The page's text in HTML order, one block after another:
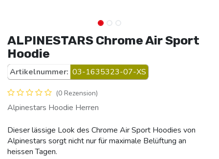
ALPINESTARS Chrome Air Sport
Hoodie
Artikelnummer: 03-1635323-07-XS
(0 Rezension)
Alpinestars Hoodie Herren
Dieser lässige Look des Chrome Air Sport Hoodies von
Alpinestars sorgt nicht nur für maximale Belüftung an
heissen Tagen.